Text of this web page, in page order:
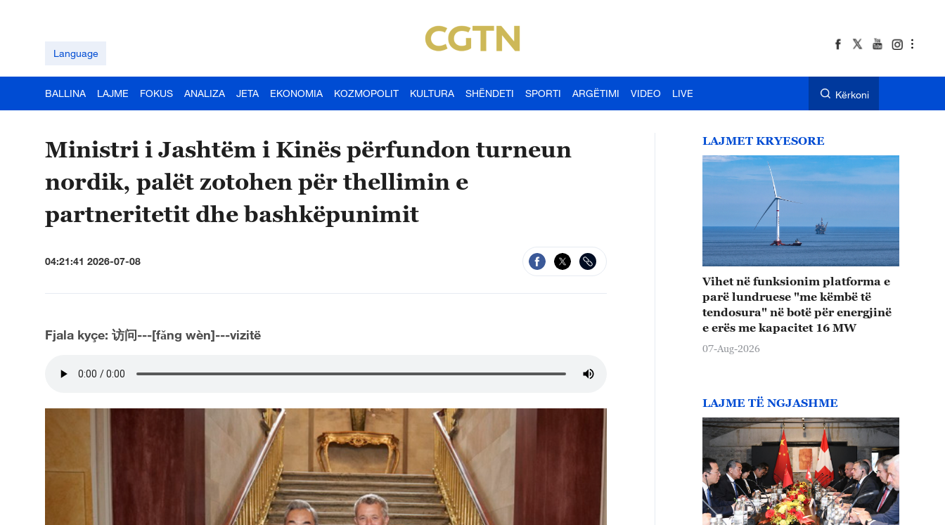
Language
BALLINA LAJME FOKUS ANALIZA JETA EKONOMIA KOZMOPOLIT KULTURA SHËNDETI SPORTI ARGËTIMI VIDEO LIVE Kërkoni
Ministri i Jashtëm i Kinës përfundon turneun
nordik, palët zotohen për thellimin e
partneritetit dhe bashkëpunimit
04:21:41 2026-07-08
Fjala kyçe: 访问---[fǎng wèn]---vizitë
LAJMET KRYESORE
Vihet në funksionim platforma e
parë lundruese "me këmbë të
tendosura" në botë për energjinë
e erës me kapacitet 16 MW
07-Aug-2026
LAJME TË NGJASHME